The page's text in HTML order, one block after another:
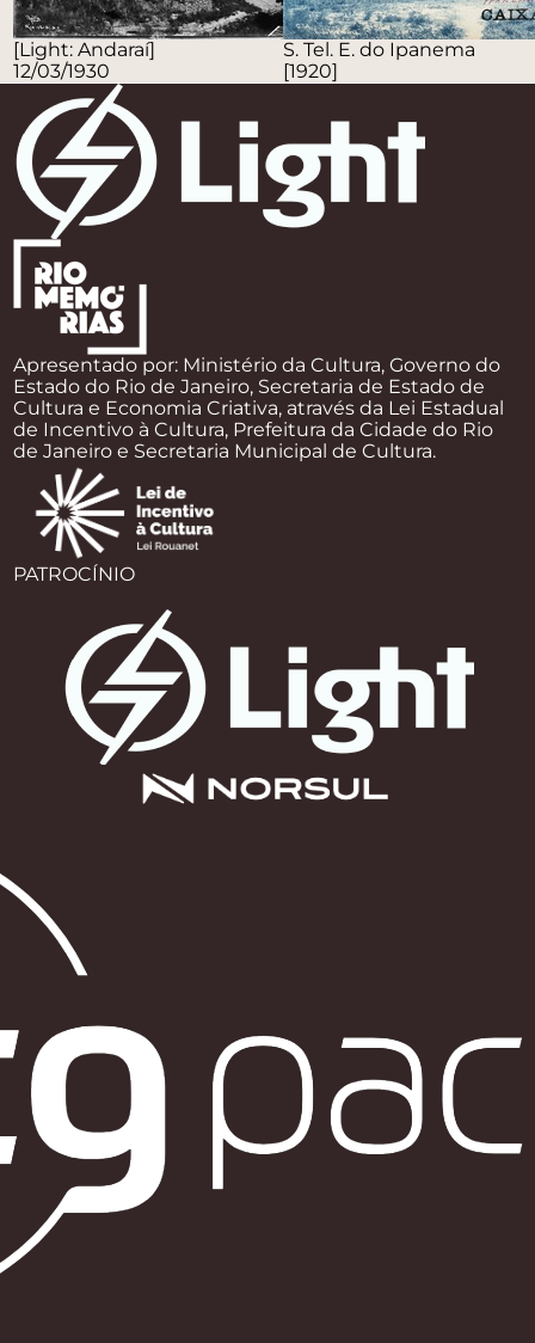
[Light: Andaraí]
12/03/1930
S. Tel. E. do Ipanema
[1920]
Apresentado por: Ministério da Cultura, Governo do
Estado do Rio de Janeiro, Secretaria de Estado de
Cultura e Economia Criativa, através da Lei Estadual
de Incentivo à Cultura, Prefeitura da Cidade do Rio
de Janeiro e Secretaria Municipal de Cultura.
PATROCÍNIO